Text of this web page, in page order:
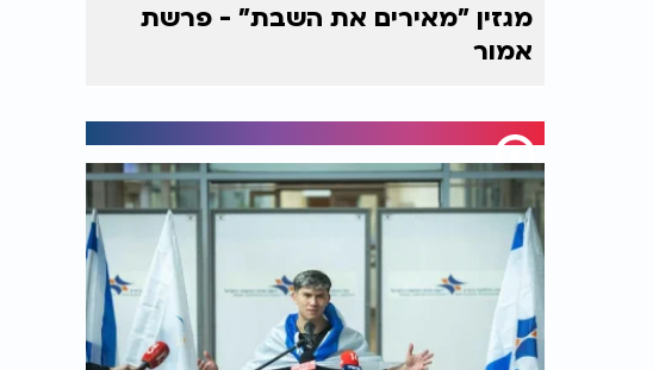
מגזין "מאירים את השבת" - פרשת
אמור